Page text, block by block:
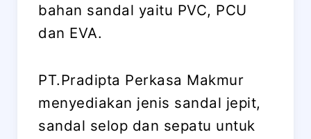
bahan sandal yaitu PVC, PCU
dan EVA.
PT.Pradipta Perkasa Makmur
menyediakan jenis sandal jepit,
sandal selop dan sepatu untuk